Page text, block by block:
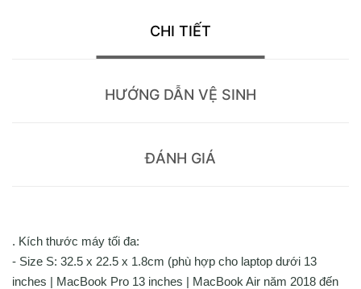
CHI TIẾT
HƯỚNG DẪN VỆ SINH
ĐÁNH GIÁ
. Kích thước máy tối đa:
- Size S: 32.5 x 22.5 x 1.8cm (phù hợp cho laptop dưới 13
inches | MacBook Pro 13 inches | MacBook Air năm 2018 đến